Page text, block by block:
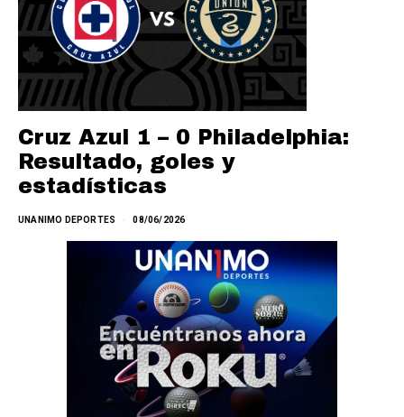
Cruz Azul 1 – 0 Philadelphia:
Resultado, goles y
estadísticas
UNANIMO DEPORTES 08/06/2026